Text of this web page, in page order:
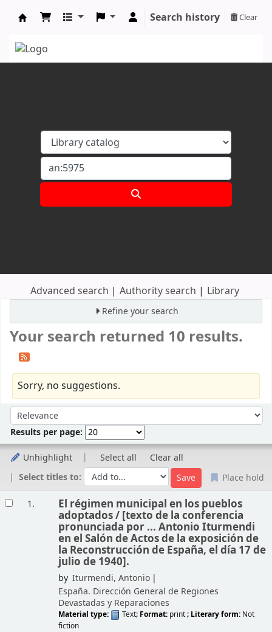
Search history Clear
Advanced search Authority search Library
Refine your search
Your search returned 10 results.
Sorry, no suggestions.
Sort by:
Results per page:
Unhighlight Select all
Clear all
Select titles to:
Place hold
1. El régimen municipal en los pueblos
adoptados / [texto de la conferencia
pronunciada por ... Antonio Iturmendi
en el Salón de Actos de la exposición de
la Reconstrucción de España, el día 17 de
julio de 1940].
by Iturmendi, Antonio
España. Dirección General de Regiones
Devastadas y Reparaciones
Material type: Text; Format: print; Literary form: Not
fiction